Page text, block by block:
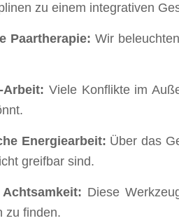
zu einem integrativen
Paartherapie: Wir
Arbeit: Viele Konflikte im
Energiearbeit: Über das
greifbar sind.
Diese
zu finden.